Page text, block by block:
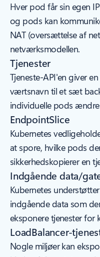
Hver pod får sin egen
og pods kan
NAT (oversættelse af
netværksmodellen.
Tjenester
Tjeneste-API'en giver
værtsnavn til et sæt
individuelle pods
EndpointSlice
Kubernetes
at spore, hvilke pods
sikkerhedskopierer en
Indgående data/
Kubernetes
indgående data som
eksponere tjenester for
LoadBalancer-
Nogle miljøer kan